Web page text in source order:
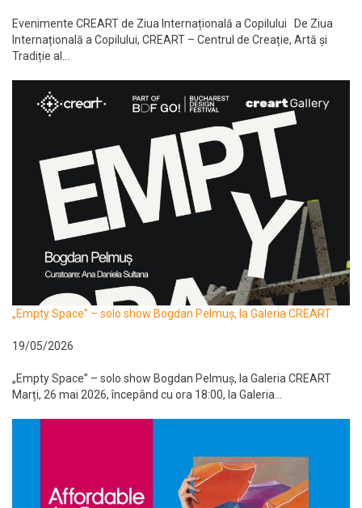
Evenimente CREART de Ziua Internațională a Copilului De Ziua
Internațională a Copilului, CREART – Centrul de Creație, Artă și
Tradiție al...
„Empty Space” – solo show Bogdan Pelmuș, la Galeria CREART
19/05/2026
„Empty Space” – solo show Bogdan Pelmuș, la Galeria CREART
Marți, 26 mai 2026, începând cu ora 18:00, la Galeria...